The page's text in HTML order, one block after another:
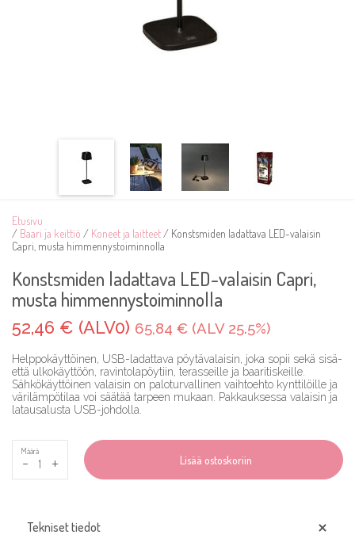
Etusivu
/ Baari ja keittiö / Koneet ja laitteet / Konstsmiden ladattava LED-valaisin
Capri, musta himmennystoiminnolla
Konstsmiden ladattava LED-valaisin Capri,
musta himmennystoiminnolla
52,46 € (ALV0) 65,84 € (ALV 25.5%)
Helppokäyttöinen, USB-ladattava pöytävalaisin, joka sopii sekä sisä-
että ulkokäyttöön, ravintolapöytiin, terasseille ja baaritiskeille.
Sähkökäyttöinen valaisin on paloturvallinen vaihtoehto kynttilöille ja
värilämpötilaa voi säätää tarpeen mukaan. Pakkauksessa valaisin ja
latausalusta USB-johdolla.
Määrä
- + Lisää ostoskoriin
Tekniset tiedot